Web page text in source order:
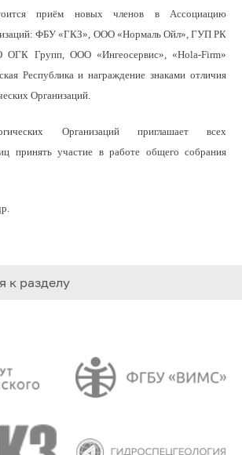
приём новых членов в Ассоциацию
ФБУ «ГКЗ», ООО «Нормаль Ойл», ГУП РК
ОГК Групп, ООО «Ингеосервис», «Hola-Firm»
Республика и награждение знаками отличия
Организаций.
Организаций приглашает всех
принять участие в работе общего собрания
к разделу